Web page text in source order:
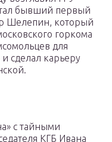
бывший первый
Шелепин, который
горкома
для
сделал карьеру
с тайными
КГБ Ивана